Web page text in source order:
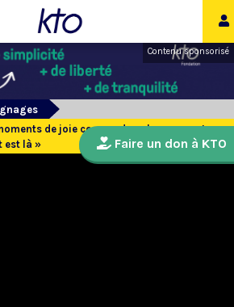
Contenu sponsorisé
de joie comme dans les moments
est là »
Faire un don à KTO